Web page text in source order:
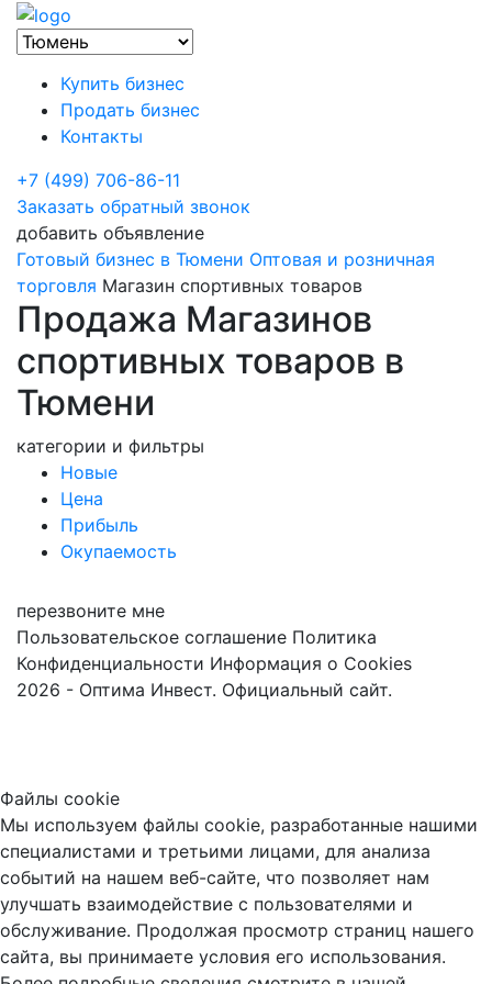
Купить бизнес
Продать бизнес
Контакты
+7 (499) 706-86-11
Заказать обратный звонок
добавить объявление
Готовый бизнес в Тюмени Оптовая и розничная
торговля Магазин спортивных товаров
Продажа Магазинов
спортивных товаров в
Тюмени
категории и фильтры
Новые
Цена
Прибыль
Окупаемость
перезвоните мне
Пользовательское соглашение Политика
Конфиденциальности Информация о Cookies
2026 - Оптима Инвест. Официальный сайт.
Файлы cookie
Мы используем файлы cookie, разработанные нашими
специалистами и третьими лицами, для анализа
событий на нашем веб-сайте, что позволяет нам
улучшать взаимодействие с пользователями и
обслуживание. Продолжая просмотр страниц нашего
сайта, вы принимаете условия его использования.